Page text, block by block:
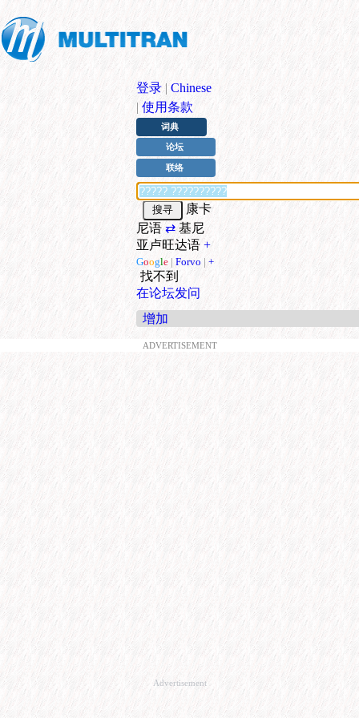
登录 | Chinese
| 使用条款
词典
论坛
联络
康卡
尼语⇄ 基尼
亚卢旺达语 +
Google | Forvo | +
找不到
在论坛发问
增加
ADVERTISEMENT
Advertisement